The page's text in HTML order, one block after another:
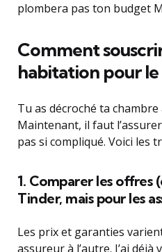
plombera pas ton budget
Comment
habitation pour le
Tu as décroché ta chambre
Maintenant, il faut
pas si compliqué. Voici les
1. Comparer les offres
Tinder, mais pour les
Les prix et garanties
assureur à l’autre. J’ai